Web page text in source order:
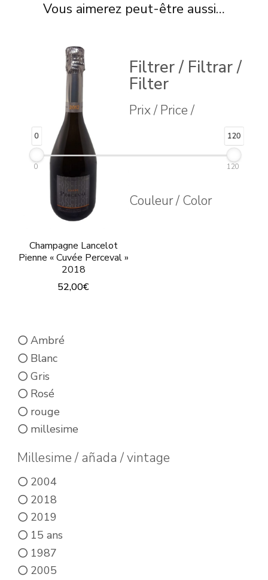
Vous aimerez peut-être aussi…
Champagne Lancelot
Pienne « Cuvée Perceval »
2018
52,00€
Filtrer / Filtrar /
Filter
Prix / Price /
0 120
0 120
Couleur / Color
Ambré
Blanc
Gris
Rosé
rouge
millesime
Millesime / añada / vintage
2004
2018
2019
15 ans
1987
2005